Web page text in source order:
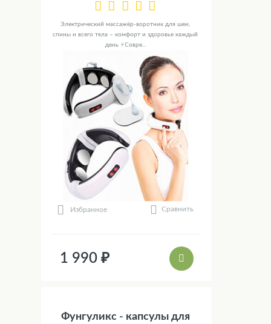
Электрический массажёр-воротник для шеи,
спины и всего тела – комфорт и здоровье каждый
день ⚡Совре...
Избранное Сравнить
1 990 ₽
Фунгуликс - капсулы для